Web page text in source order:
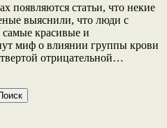
появляются статьи, что некие
выяснили, что люди с
красивые и
миф о влиянии группы крови
отрицательной…